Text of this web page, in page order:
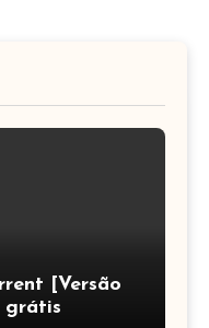
[Versão
grátis